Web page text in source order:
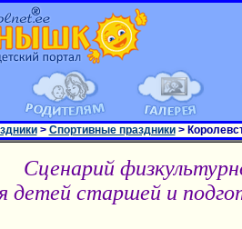
> Спортивные праздники>
Сценарий
детей старшей и